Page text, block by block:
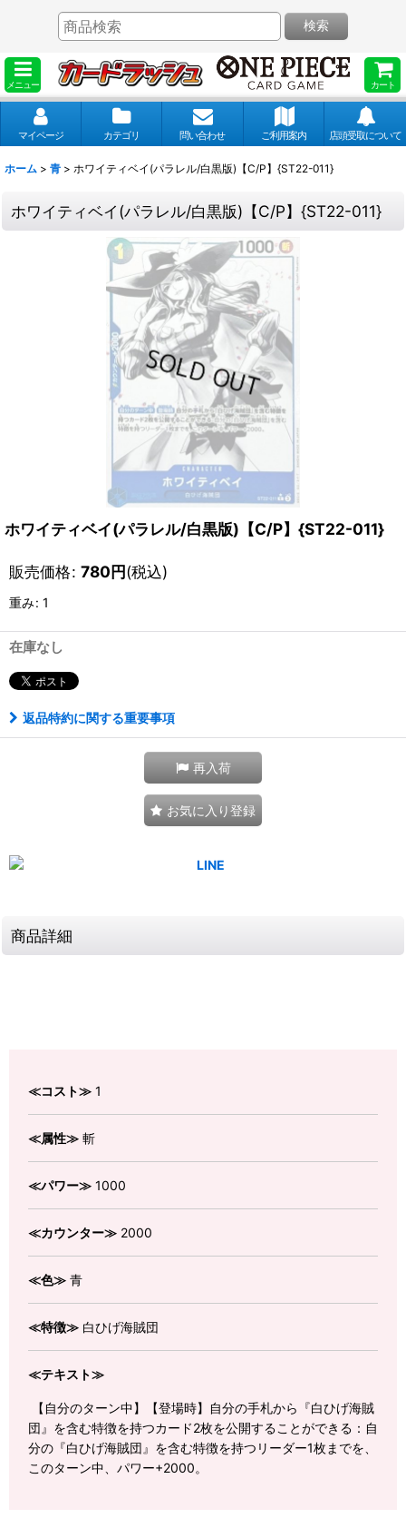
メニュー カート
検索
マイページ カテゴリ 問い合わせ ご利用案内 店頭受取について
ホーム > 青 > ホワイティベイ(パラレル/白黒版)【C/P】{ST22-011}
ホワイティベイ(パラレル/白黒版)【C/P】{ST22-011}
ホワイティベイ(パラレル/白黒版)【C/P】{ST22-011}
販売価格: 780円(税込)
重み: 1
在庫なし
返品特約に関する重要事項
再入荷
お気に入り登録
商品詳細
≪コスト≫ 1
≪属性≫ 斬
≪パワー≫ 1000
≪カウンター≫ 2000
≪色≫ 青
≪特徴≫ 白ひげ海賊団
≪テキスト≫
【自分のターン中】【登場時】自分の手札から『白ひげ海賊
団』を含む特徴を持つカード2枚を公開することができる：自
分の『白ひげ海賊団』を含む特徴を持つリーダー1枚までを、
このターン中、パワー+2000。